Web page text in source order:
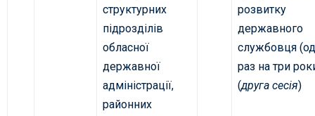
структурних
підрозділів
обласної
державної
адміністрації,
районних
розвитку
державного
службовця
раз на три
(друга сесія)